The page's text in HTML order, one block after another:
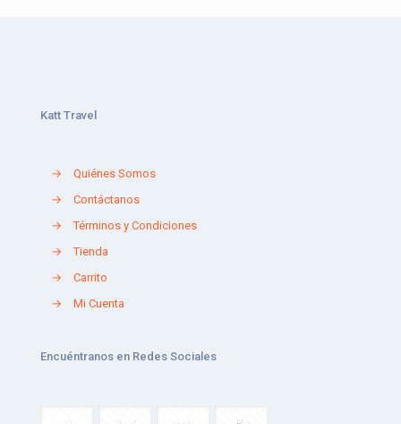
Katt Travel
→
Quiénes Somos
→
Contáctanos
→
Términos y Condiciones
→
Tienda
→
Carrito
→
Mi Cuenta
Encuéntranos en Redes Sociales